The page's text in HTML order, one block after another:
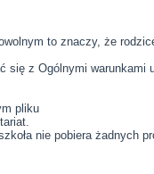
to znaczy, że
się z Ogólnymi warunkami
pliku
nie pobiera żadnych